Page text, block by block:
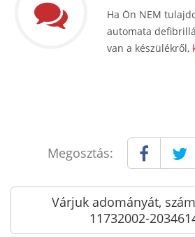
Ha Ön NEM
automata
van a készülékről,
Megosztás:
Várjuk adományát,
11732002-